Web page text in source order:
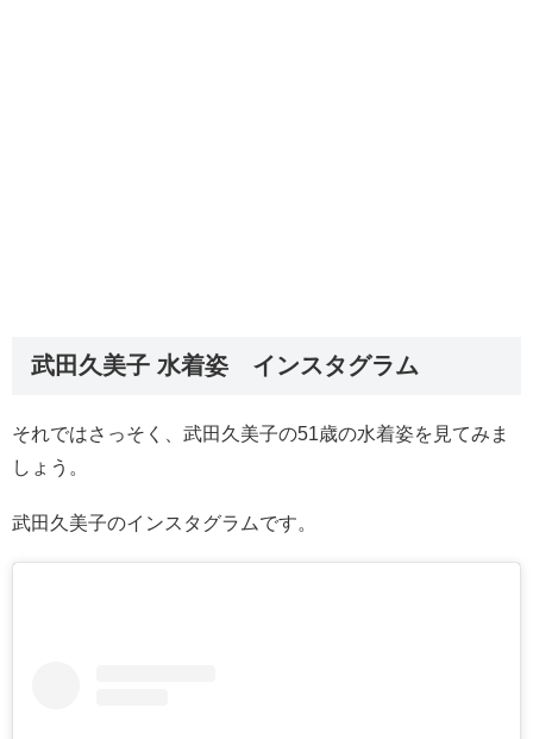
武田久美子 水着姿 インスタグラム
それではさっそく、武田久美子の51歳の水着姿を見てみま
しょう。
武田久美子のインスタグラムです。